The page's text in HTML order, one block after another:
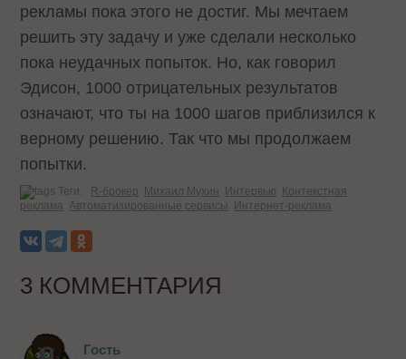
рекламы пока этого не достиг. Мы мечтаем
решить эту задачу и уже сделали несколько
пока неудачных попыток. Но, как говорил
Эдисон, 1000 отрицательных результатов
означают, что ты на 1000 шагов приблизился к
верному решению. Так что мы продолжаем
попытки.
Теги: R-брокер Михаил Мухин Интервью
Контекстная
реклама Автоматизированные сервисы Интернет-реклама
3 КОММЕНТАРИЯ
Гость